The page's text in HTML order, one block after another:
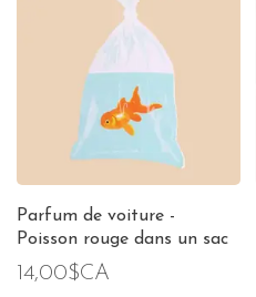
Parfum de voiture -
Poisson rouge dans un sac
14,00$CA